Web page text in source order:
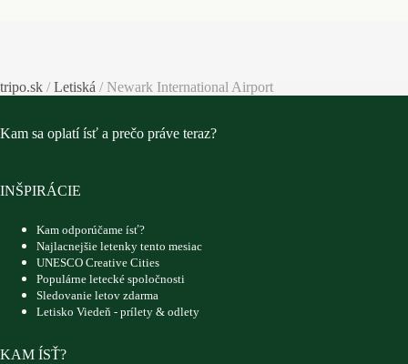
tripo.sk /Letiská / Newark International Airport
Kam sa oplatí ísť a prečo práve teraz?
INŠPIRÁCIE
Kam odporúčame ísť?
Najlacnejšie letenky tento mesiac
UNESCO Creative Cities
Populárne letecké spoločnosti
Sledovanie letov zdarma
Letisko Viedeň - prílety & odlety
KAM ÍSŤ?